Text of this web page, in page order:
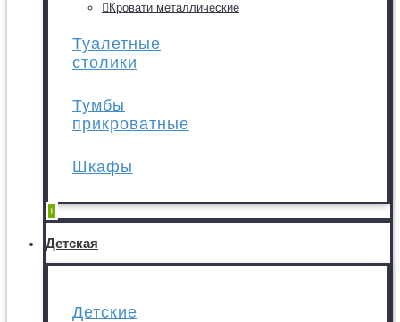
Кровати металлические
Туалетные
столики
Тумбы
прикроватные
Шкафы
+
Детская
Детские